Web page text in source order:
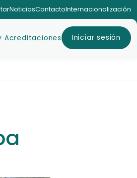
NoticiasContactoInternacionalización
Acreditaciones Iniciar sesión